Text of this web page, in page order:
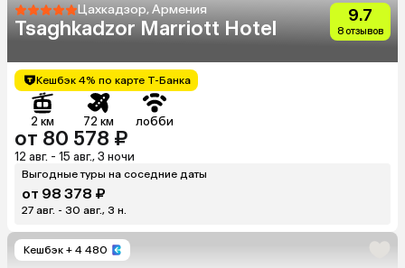
Цахкадзор, Армения
Tsaghkadzor Marriott Hotel
9.7
8 отзывов
Кешбэк 4% по карте Т-Банка
2 км 72 км лобби
от 80 578 ₽
12 авг. - 15 авг., 3 ночи
Выгодные туры на соседние даты
от 98 378 ₽
27 авг. - 30 авг., 3 н.
Кешбэк + 4 480